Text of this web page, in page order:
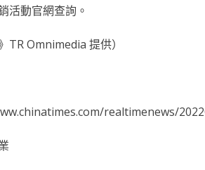
活動官網查詢。
TR Omnimedia 提供）
realtimenews/